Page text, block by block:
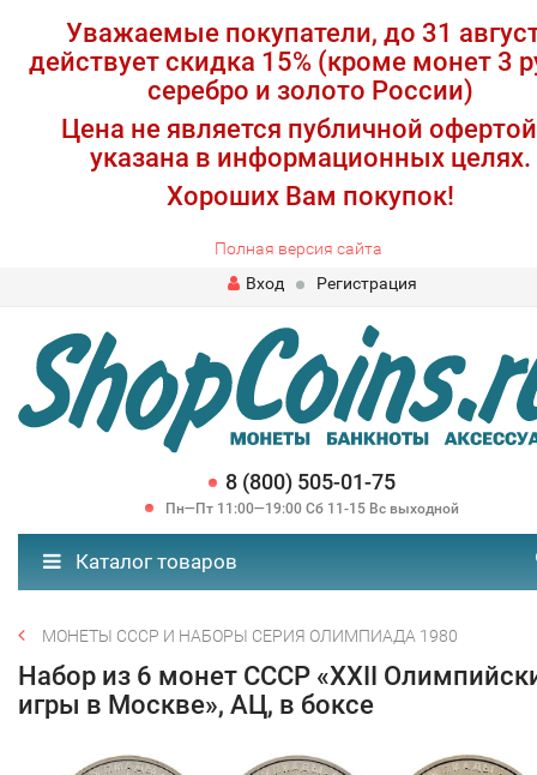
Уважаемые покупатели, до 31
действует скидка 15% (кроме монет 3
серебро и золото России)
Цена не является публичной
указана в информационных целях.
Хороших Вам покупок!
Полная версия сайта
Вход
Регистрация
8 (800) 505-01-75
Пн—Пт 11:00—19:00 Сб 11-15 Вс выходной
Каталог товаров
МОНЕТЫ СССР И НАБОРЫ СЕРИЯ ОЛИМПИАДА 1980
Набор из 6 монет СССР «XXII
игры в Москве», АЦ, в боксе